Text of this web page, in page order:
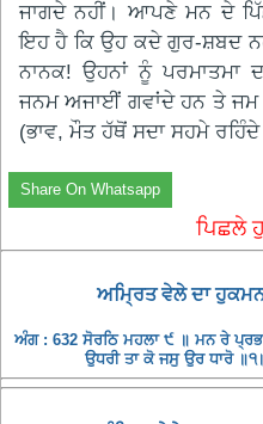
ਜਾਗਦੇ ਨਹੀਂ। ਆਪਣੇ ਮਨ ਦੇ
ਇਹ ਹੈ ਕਿ ਉਹ ਕਦੇ ਗੁਰ-ਸ਼ਬਦ
ਨਾਨਕ! ਉਹਨਾਂ ਨੂੰ ਪਰਮਾਤਮਾ
ਜਨਮ ਅਜਾਈਂ ਗਵਾਂਦੇ ਹਨ ਤੇ
(ਭਾਵ, ਮੌਤ ਹੱਥੋਂ ਸਦਾ ਸਹਮੇ
Share On Whatsapp
ਪਿਛਲੇ
ਅਮ੍ਰਿਤ ਵੇਲੇ ਦਾ
ਅੰਗ : 632 ਸੋਰਠਿ ਮਹਲਾ ੯ ॥ ਮਨ ਰੇ ਪ੍ਰਭ
ਉਧਰੀ ਤਾ ਕੋ ਜਸੁ ਉਰ ਧਾਰੋ